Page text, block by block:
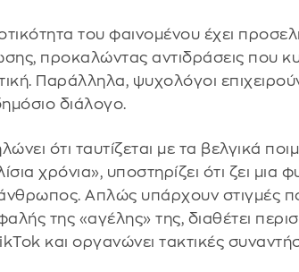
του φαινομένου έχει
προκαλώντας αντιδράσεις που
Παράλληλα, ψυχολόγοι
διάλογο.
ότι ταυτίζεται με τα βελγικά
χρόνια», υποστηρίζει ότι ζει
Απλώς υπάρχουν στιγμές
της «αγέλης» της, διαθέτει
και οργανώνει τακτικές